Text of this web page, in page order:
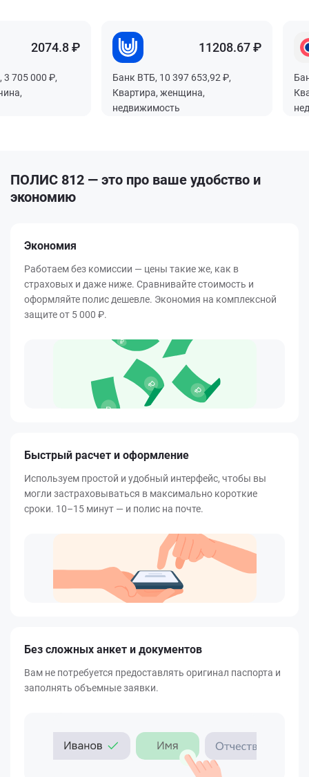
2074.8 ₽
3 705 000 ₽,
11208.67 ₽
Банк ВТБ, 10 397 653,92 ₽,
Квартира, женщина,
недвижимость
2074.8 ₽
3 705 000 ₽,
11208.67 ₽
Банк ВТБ, 10 397 653,92 ₽,
Квартира, женщина,
недвижимость
2074.8 ₽
3 705 000 ₽,
11208.67 ₽
Банк ВТБ, 10 397 653,92 ₽,
Квартира, женщина,
недвижимость
2074.8 ₽
3 705 000 ₽,
11208.67 ₽
Банк ВТБ, 10 397 653,92 ₽,
Квартира, женщина,
недвижимость
ПОЛИС 812 — это про ваше удобство и
экономию
Экономия
Работаем без комиссии — цены такие же, как в
страховых и даже ниже. Сравнивайте стоимость и
оформляйте полис дешевле. Экономия на комплексной
защите от 5 000 ₽.
Быстрый расчет и оформление
Используем простой и удобный интерфейс, чтобы вы
могли застраховываться в максимально короткие
сроки. 10–15 минут — и полис на почте.
Без сложных анкет и документов
Вам не потребуется предоставлять оригинал паспорта и
заполнять объемные заявки.